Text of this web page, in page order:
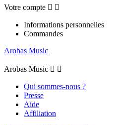
Votre compte  
Informations personnelles
Commandes
Arobas Music
Arobas Music  
Qui sommes-nous ?
Presse
Aide
Affiliation